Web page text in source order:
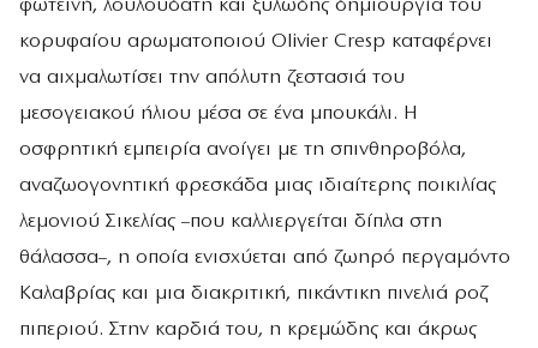
φωτεινή, λουλουδάτη και ξυλώδης δημιουργία του
κορυφαίου αρωματοποιού Olivier Cresp καταφέρνει
να αιχμαλωτίσει την απόλυτη ζεστασιά του
μεσογειακού ήλιου μέσα σε ένα μπουκάλι. Η
οσφρητική εμπειρία ανοίγει με τη σπινθηροβόλα,
αναζωογονητική φρεσκάδα μιας ιδιαίτερης ποικιλίας
λεμονιού Σικελίας –που καλλιεργείται δίπλα στη
θάλασσα–, η οποία ενισχύεται από ζωηρό περγαμόντο
Καλαβρίας και μια διακριτική, πικάντικη πινελιά ροζ
πιπεριού. Στην καρδιά του, η κρεμώδης και άκρως